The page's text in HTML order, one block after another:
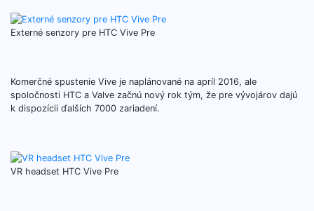
Externé senzory pre HTC Vive Pre
Komerčné spustenie Vive je naplánované na apríl 2016, ale
spoločnosti HTC a Valve začnú nový rok tým, že pre vývojárov dajú
k dispozícii ďalších 7000 zariadení.
VR headset HTC Vive Pre